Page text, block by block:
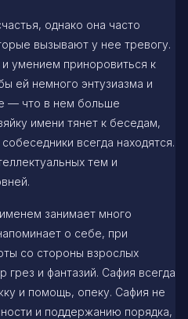
однако она часто
вызывают у нее тревогу.
умением приноровиться к
ей немного энтузиазма и
— что в нем больше
имени тянет к беседам,
всегда находятся.
тем и
занимает много
о себе, при
со стороны взрослых
грез и фантазий. Сафия всегда
и помощь, опеку. Сафия не
и поддержанию порядка,